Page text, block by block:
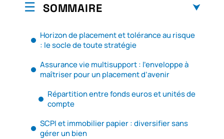
SOMMAIRE
Horizon de placement et tolérance au risque
: le socle de toute stratégie
Assurance vie multisupport : l’enveloppe à
maîtriser pour un placement d’avenir
Répartition entre fonds euros et unités de
compte
SCPI et immobilier papier : diversifier sans
gérer un bien